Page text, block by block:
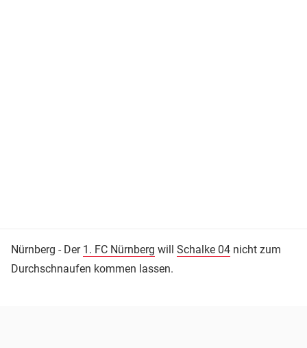
Nürnberg - Der 1. FC Nürnberg will Schalke 04 nicht zum
Durchschnaufen kommen lassen.